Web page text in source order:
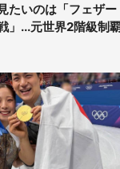
たいのは「フェザー
」...元世界2階級制